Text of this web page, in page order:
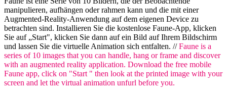
manipulieren, aufhängen oder rahmen kann und die mit einer
Augmented-Reality-Anwendung auf dem eigenen Device zu
betrachten sind. Installieren Sie die kostenlose Faune-App, klicken
Sie auf „Start", klicken Sie dann auf ein Bild auf Ihrem Bildschirm
und lassen Sie die virtuelle Animation sich entfalten. //Faune is a
series of 10 images that you can handle, hang or frame and discover
with an augmented reality application. Download the free mobile
Faune app, click on "Start " then look at the printed image with your
screen and let the virtual animation unfurl before you.